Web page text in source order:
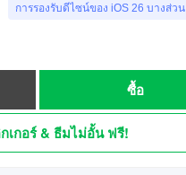
การรองรับดีไซน์ของ iOS 26 บางส่วน
ซื้อ
เกอร์ & ธีมไม่อั้น ฟรี!